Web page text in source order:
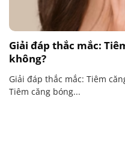
Giải đáp thắc mắc:
không?
Giải đáp thắc mắc: Tiêm
Tiêm căng bóng...